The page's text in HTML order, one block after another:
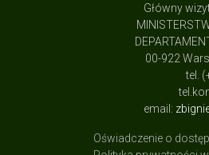
Główny
00-922
tel.
email:
Oświadczenie o